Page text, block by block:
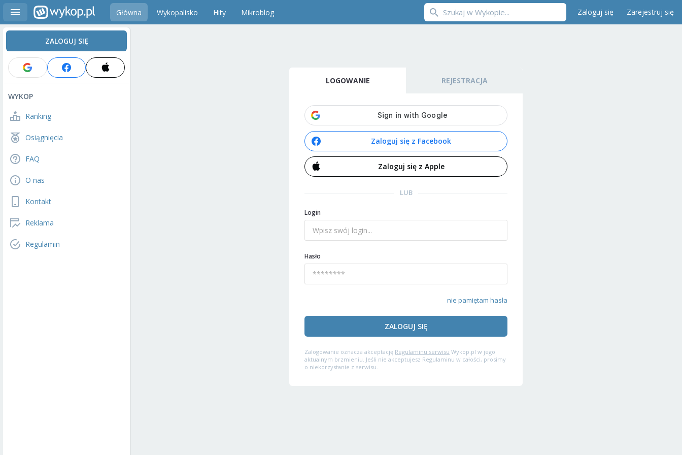
Główna Wykopalisko Hity Mikroblog Zaloguj się Zarejestruj się
ZALOGUJ SIĘ
WYKOP
Ranking
Osiągnięcia
FAQ
O nas
Kontakt
Reklama
Regulamin
LOGOWANIE REJESTRACJA
Zaloguj się z Facebook
Zaloguj się z Apple
LUB
Login
Hasło
nie pamiętam hasła
ZALOGUJ SIĘ
Zalogowanie oznacza akceptację Regulaminu serwisu Wykop.pl w jego
aktualnym brzmieniu. Jeśli nie akceptujesz Regulaminu w całości, prosimy
o niekorzystanie z serwisu.